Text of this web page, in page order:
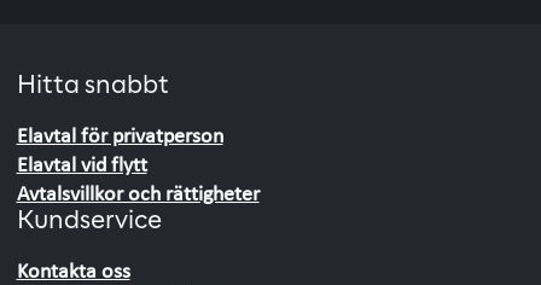
Hitta snabbt
Elavtal för privatperson
Elavtal vid flytt
Avtalsvillkor och rättigheter
Kundservice
Kontakta oss